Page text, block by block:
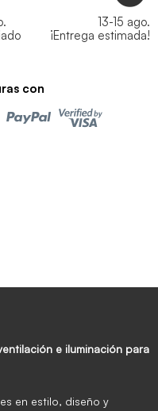
13-15 ago.
¡Entrega estimada!
con
e iluminación para
en estilo, diseño y